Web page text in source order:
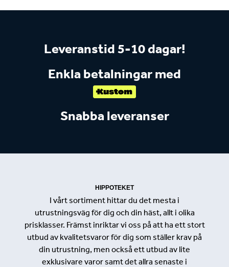
Leveranstid 5-10 dagar!
Enkla betalningar med
Snabba leveranser
HIPPOTEKET
I vårt sortiment hittar du det mesta i
utrustningsväg för dig och din häst, allt i olika
prisklasser. Främst inriktar vi oss på att ha ett stort
utbud av kvalitetsvaror för dig som ställer krav på
din utrustning, men också ett utbud av lite
exklusivare varor samt det allra senaste i